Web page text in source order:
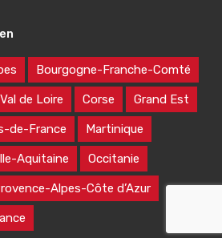
Bourgogne-Franche-Comté
de Loire Corse Grand Est
de-France Martinique
Aquitaine Occitanie
Alpes-Côte d’Azur